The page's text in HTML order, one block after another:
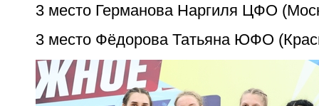
3 место Германова Наргиля ЦФО
3 место Фёдорова Татьяна ЮФО